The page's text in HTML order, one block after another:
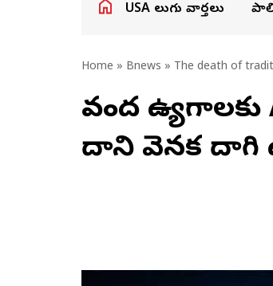
USA తెలుగు వార్తలు
Home » Bnews » The death of
వంద
దాని వెనక దాగి